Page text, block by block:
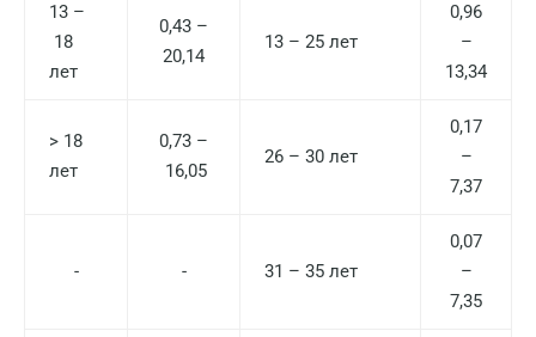
13 –
18
лет
0,43 –
20,14
13 – 25 лет
0,96
–
13,34
> 18
лет
0,73 –
16,05
26 – 30 лет
0,17
–
7,37
- - 31 – 35 лет
0,07
–
7,35